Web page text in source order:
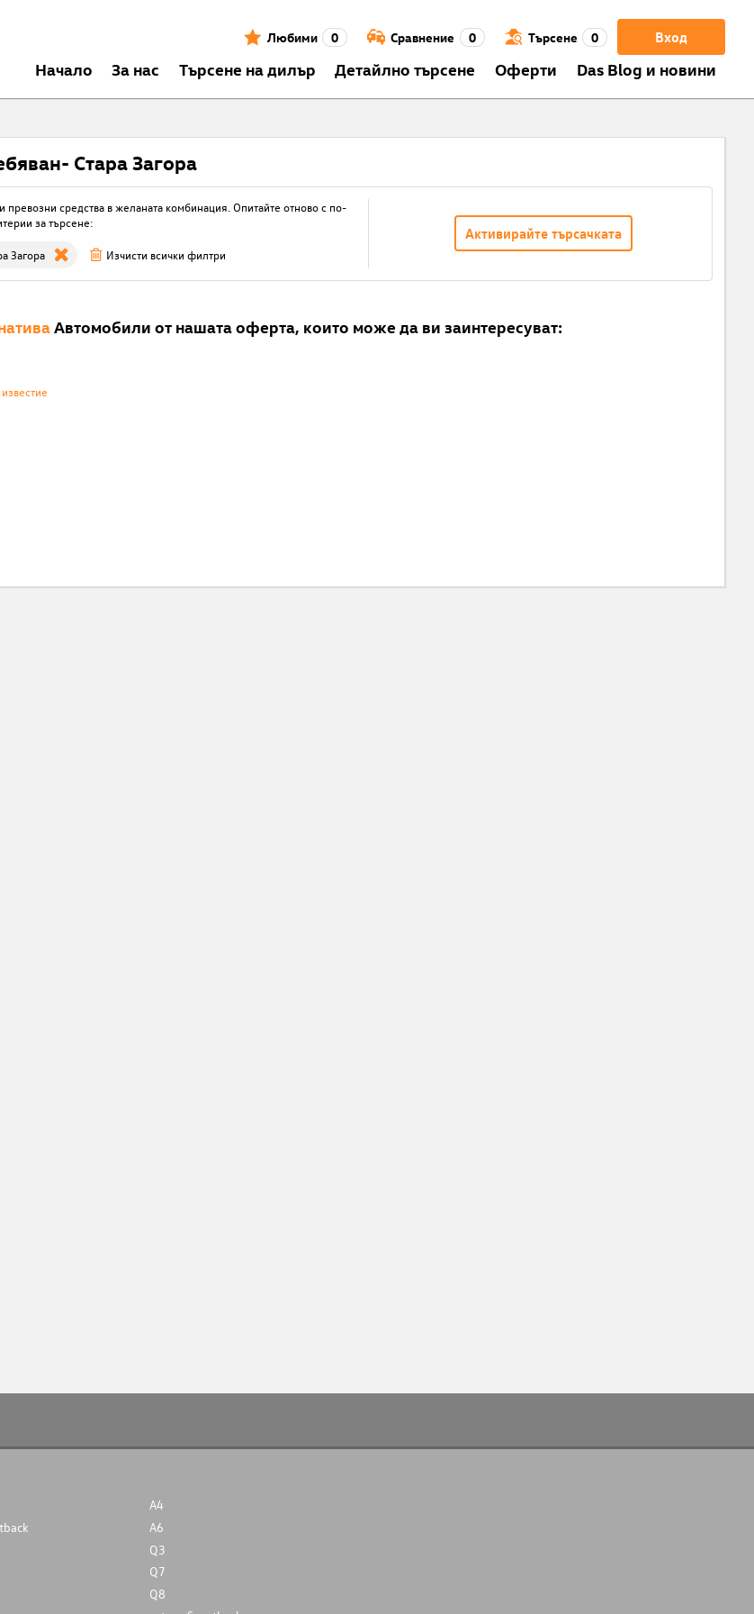
Вход
Любими 0 Сравнение 0 Търсене 0
Началo За нас Търсене на дилър Детайлно търсене Оферти Das Blog и новини
Стара Загора
превозни средства в желаната комбинация. Опитайте отново с по-
за търсене:
Загора Изчисти всички филтри
Активирайте търсачката
Автомобили от нашата оферта, които може да ви заинтересуват:
A4
A6
Q3
Q7
Q8